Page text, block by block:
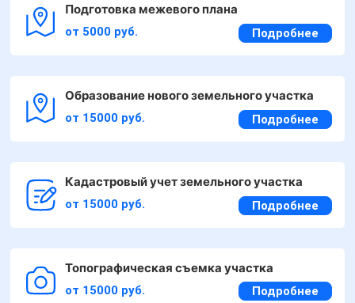
Подготовка межевого плана
от 5000 руб. Подробнее
Образование нового земельного участка
от 15000 руб. Подробнее
Кадастровый учет земельного участка
от 15000 руб. Подробнее
Топографическая съемка участка
от 15000 руб. Подробнее